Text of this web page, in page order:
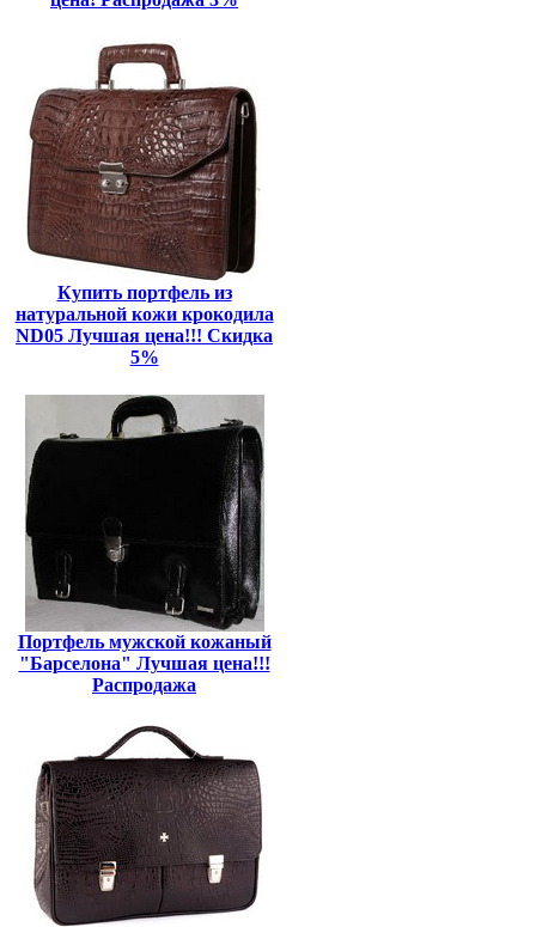
Купить портфель из
натуральной кожи крокодила
ND05 Лучшая цена!!! Скидка
5%
Портфель мужской кожаный
"Барселона" Лучшая цена!!!
Распродажа